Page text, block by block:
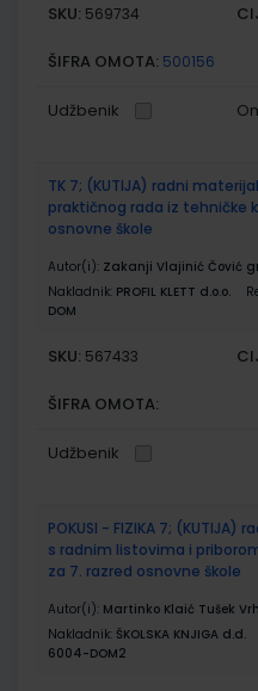
SKU: 569734
ŠIFRA OMOTA: 500156
Udžbenik
TK 7; (KUTIJA) radni
praktičnog rada iz tehničke
osnovne škole
Autor(i): Zakanji Vlajinić Čović
Nakladnik: PROFIL KLETT d.o.o.
DOM
SKU: 567433
ŠIFRA OMOTA:
Udžbenik
POKUSI - FIZIKA 7; (KUTIJA)
s radnim listovima i
za 7. razred osnovne škole
Autor(i): Martinko Klaić Tušek
Nakladnik: ŠKOLSKA KNJIGA d.d.
6004-DOM2